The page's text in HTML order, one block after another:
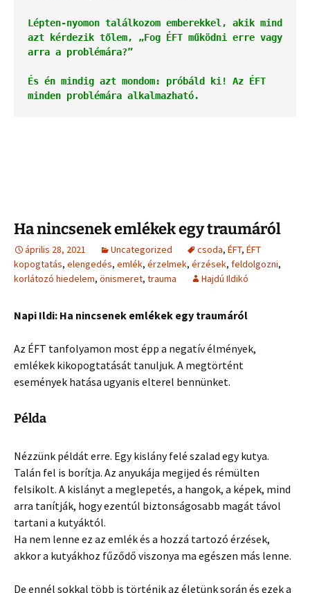
Lépten-nyomon találkozom emberekkel, akik mind
azt kérdezik tőlem, „Fog ÉFT működni erre vagy
arra a problémára?”
És én mindig azt mondom: próbáld ki! Az ÉFT
minden problémára alkalmazható.
Ha nincsenek emlékek egy traumáról
április 28, 2021 Uncategorized csoda, ÉFT, ÉFT
kopogtatás, elengedés, emlék, érzelmek, érzések, feldolgozni,
korlátozó hiedelem, önismeret, trauma Hajdú Ildikó
Napi Ildi: Ha nincsenek emlékek egy traumáról
Az ÉFT tanfolyamon most épp a negatív élmények,
emlékek kikopogtatását tanuljuk. A megtörtént
események hatása ugyanis elterel bennünket.
Példa
Nézzünk példát erre. Egy kislány felé szalad egy kutya.
Talán fel is borítja. Az anyukája megijed és rémülten
felsikolt. A kislányt a meglepetés, a hangok, a képek, mind
arra tanítják, hogy ezentúl biztonságosabb magát távol
tartani a kutyáktól.
Ha nem lenne ez az emlék és a hozzá tartozó érzések,
akkor a kutyákhoz fűződő viszonya ma egészen más lenne.
De ennél sokkal több is történik az életünk során és ezek a